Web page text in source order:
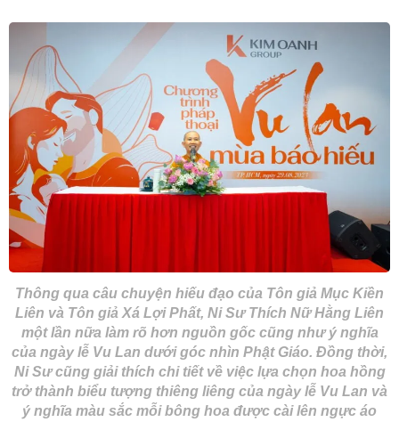
Thông qua câu chuyện hiếu đạo của Tôn giả Mục Kiền
Liên và Tôn giả Xá Lợi Phất, Ni Sư Thích Nữ Hằng Liên
một lần nữa làm rõ hơn nguồn gốc cũng như ý nghĩa
của ngày lễ Vu Lan dưới góc nhìn Phật Giáo. Đồng thời,
Ni Sư cũng giải thích chi tiết về việc lựa chọn hoa hồng
trở thành biểu tượng thiêng liêng của ngày lễ Vu Lan và
ý nghĩa màu sắc mỗi bông hoa được cài lên ngực áo